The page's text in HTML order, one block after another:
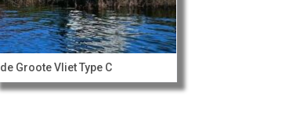
de Groote Vliet Type C